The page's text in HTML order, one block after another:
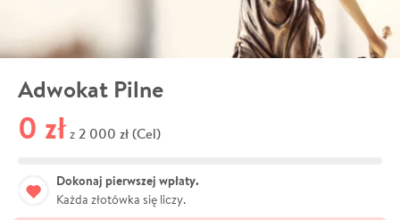
Adwokat Pilne
0 zł z 2 000 zł (Cel)
Dokonaj pierwszej wpłaty.
Każda złotówka się liczy.